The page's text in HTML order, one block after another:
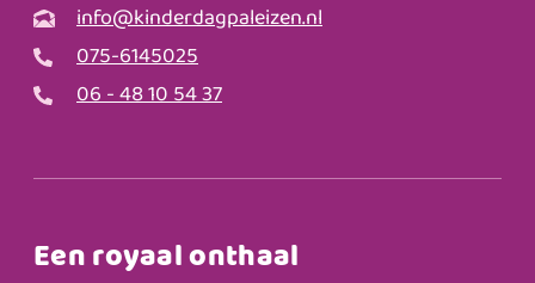
info@kinderdagpaleizen.nl
075-6145025
06 - 48 10 54 37
Een royaal onthaal